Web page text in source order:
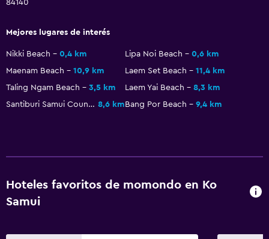
Cuna/cama nido disponibles
Comidas para niños
Parque infantil
Cámaras CCTV en zonas comunes
Caja fuerte
84140
Mejores lugares de interés
Nikki Beach 0,4 km Lipa Noi Beach
0,6 km
Maenam Beach
10,9 km Laem Set Beach
11,4 km
Taling Ngam Beach
3,5 km Laem Yai Beach
8,3 km
Santiburi Samui Country Club 8,6 kmBang Por Beach 9,4 km
Hoteles favoritos de momondo en Ko
Samui